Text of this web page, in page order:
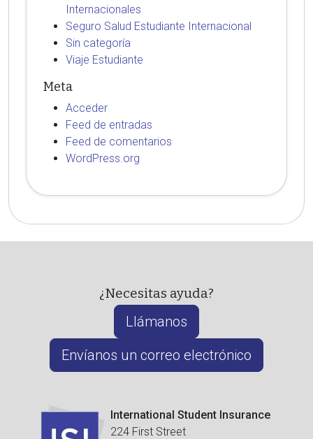
Internacionales
Seguro Salud Estudiante Internacional
Sin categoría
Viaje Estudiante
Meta
Acceder
Feed de entradas
Feed de comentarios
WordPress.org
¿Necesitas ayuda?
Llámanos
Envíanos un correo electrónico
International Student Insurance
224 First Street